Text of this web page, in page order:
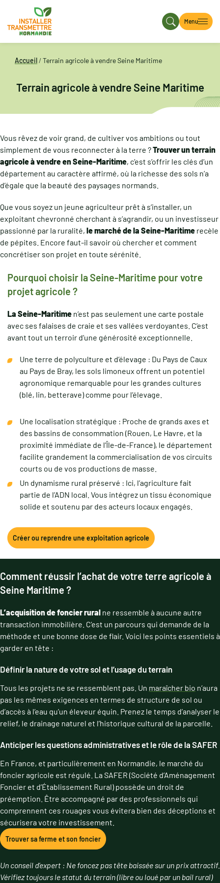
Menu
Accueil / Terrain agricole à vendre Seine Maritime
Terrain agricole à vendre Seine Maritime
Vous rêvez de voir grand, de cultiver vos ambitions ou tout
simplement de vous reconnecter à la terre ?Trouver un terrain
agricole à vendre en Seine-Maritime, c’est s’offrir les clés d’un
département au caractère affirmé, où la richesse des sols n’a
d’égale que la beauté des paysages normands.
Que vous soyez un jeune agriculteur prêt à s’installer, un
exploitant chevronné cherchant à s’agrandir, ou un investisseur
passionné par la ruralité, le marché de la Seine-Maritime recèle
de pépites. Encore faut-il savoir où chercher et comment
concrétiser son projet en toute sérénité.
Pourquoi choisir la Seine-Maritime pour votre
projet agricole ?
La Seine-Maritime n’est pas seulement une carte postale
avec ses falaises de craie et ses vallées verdoyantes. C’est
avant tout un terroir d’une générosité exceptionnelle.
Une terre de polyculture et d’élevage : Du Pays de Caux
au Pays de Bray, les sols limoneux offrent un potentiel
agronomique remarquable pour les grandes cultures
(blé, lin, betterave) comme pour l’élevage.
Une localisation stratégique : Proche de grands axes et
des bassins de consommation (Rouen, Le Havre, et la
proximité immédiate de l’Île-de-France), le département
facilite grandement la commercialisation de vos circuits
courts ou de vos productions de masse.
Un dynamisme rural préservé : Ici, l’agriculture fait
partie de l’ADN local. Vous intégrez un tissu économique
solide et soutenu par des acteurs locaux engagés.
Créer ou reprendre une exploitation agricole
Comment réussir l’achat de votre terre agricole à
Seine Maritime ?
L’acquisition de foncier rural ne ressemble à aucune autre
transaction immobilière. C’est un parcours qui demande de la
méthode et une bonne dose de flair. Voici les points essentiels à
garder en tête :
Définir la nature de votre sol et l’usage du terrain
Tous les projets ne se ressemblent pas. Un maraîcher bio n’aura
pas les mêmes exigences en termes de structure de sol ou
d’accès à l’eau qu’un éleveur équin. Prenez le temps d’analyser le
relief, le drainage naturel et l’historique cultural de la parcelle.
Anticiper les questions administratives et le rôle de la SAFER
En France, et particulièrement en Normandie, le marché du
foncier agricole est régulé. La SAFER (Société d’Aménagement
Foncier et d’Établissement Rural) possède un droit de
préemption. Être accompagné par des professionnels qui
comprennent ces rouages vous évitera bien des déceptions et
sécurisera votre investissement.
Trouver sa ferme et son foncier
Un conseil d’expert : Ne foncez pas tête baissée sur un prix attractif.
Vérifiez toujours le statut du terrain (libre ou loué par un bail rural)